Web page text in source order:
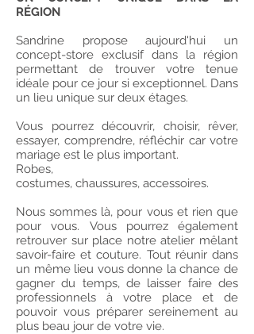
RÉGION
Sandrine propose aujourd'hui un
concept-store exclusif dans la région
permettant de trouver votre tenue
idéale pour ce jour si exceptionnel. Dans
un lieu unique sur deux étages.
Vous pourrez découvrir, choisir, rêver,
essayer, comprendre, réfléchir car votre
mariage est le plus important.
Robes,
costumes, chaussures, accessoires.
Nous sommes là, pour vous et rien que
pour vous. Vous pourrez également
retrouver sur place notre atelier mêlant
savoir-faire et couture. Tout réunir dans
un même lieu vous donne la chance de
gagner du temps, de laisser faire des
professionnels à votre place et de
pouvoir vous préparer sereinement au
plus beau jour de votre vie.